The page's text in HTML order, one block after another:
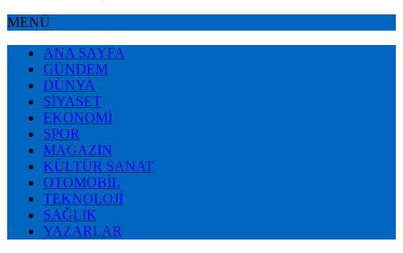
MENÜ
ANA SAYFA
GÜNDEM
DÜNYA
SİYASET
EKONOMİ
SPOR
MAGAZİN
KÜLTÜR SANAT
OTOMOBİL
TEKNOLOJİ
SAĞLIK
YAZARLAR